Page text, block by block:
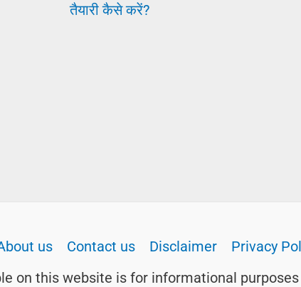
तैयारी कैसे करें?
us Contact us Disclaimer Privacy
on this website is for informational